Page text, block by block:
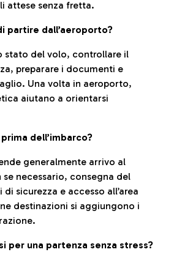
attese senza fretta.
partire dall’aeroporto?
stato del volo, controllare il
preparare i documenti e
Una volta in aeroporto,
aiutano a orientarsi
dell’imbarco?
generalmente arrivo al
necessario, consegna del
sicurezza e accesso all’area
destinazioni si aggiungono i
per una partenza senza stress?